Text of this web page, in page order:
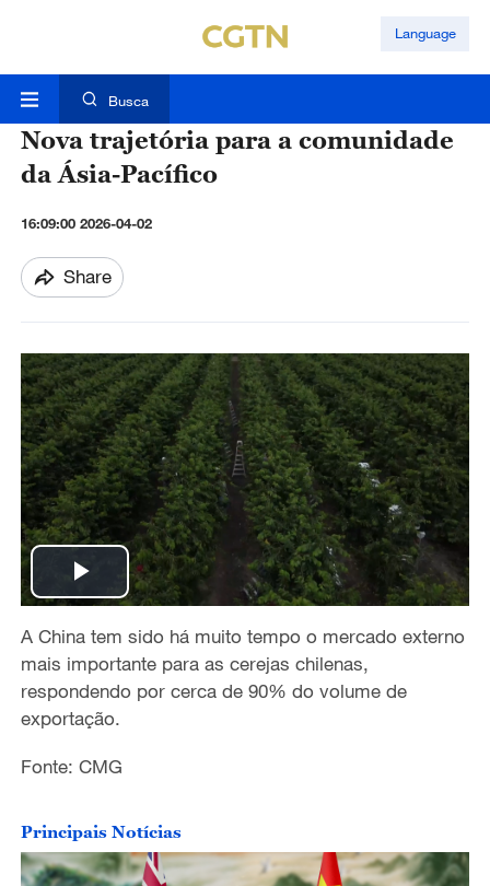
Language
Busca
Nova trajetória para a comunidade
da Ásia-Pacífico
16:09:00 2026-04-02
Share
P
l
a
i
A China tem sido há muito tempo o mercado externo
mais importante para as cerejas chilenas,
respondendo por cerca de 90% do volume de
exportação.
Fonte: CMG
Principais Notícias